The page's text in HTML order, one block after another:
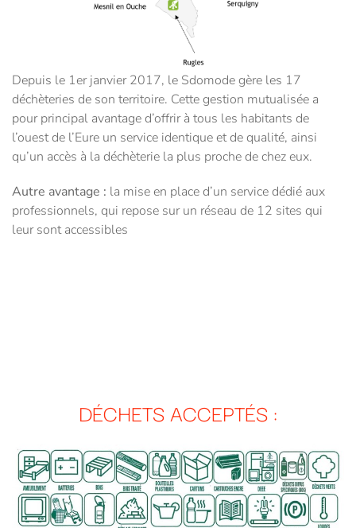
Depuis le 1er janvier 2017, le Sdomode gère les 17
déchèteries de son territoire. Cette gestion mutualisée a
pour principal avantage d’offrir à tous les habitants de
l’ouest de l’Eure un service identique et de qualité, ainsi
qu’un accès à la déchèterie la plus proche de chez eux.
Autre avantage : la mise en place d’un service dédié aux
professionnels, qui repose sur un réseau de 12 sites qui
leur sont accessibles
DÉCHETS ACCEPTÉS :